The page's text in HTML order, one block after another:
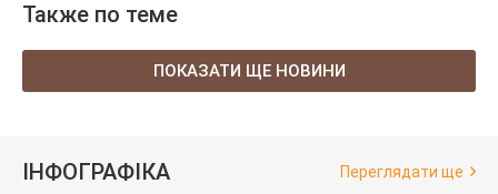
Также по теме
ПОКАЗАТИ ЩЕ НОВИНИ
ІНФОГРАФІКА Переглядати ще